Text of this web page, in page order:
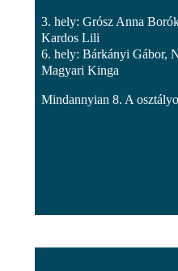
3. hely: Grósz Anna
Kardos Lili
6. hely: Bárkányi Gábor,
Magyari Kinga
Mindannyian 8. A